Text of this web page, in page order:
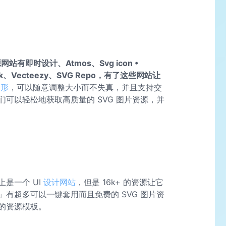
站有即时设计、Atmos、Svg icon •
Vecteezy、SVG Repo，有了这些网站让
，可以随意调整大小而不失真，并且支持交
可以轻松地获取高质量的 SVG 图片资源，并
是一个 UI 设计网站 ，但是 16k+ 的资源让它
有超多可以一键套用而且免费的 SVG 图片资
源模板。